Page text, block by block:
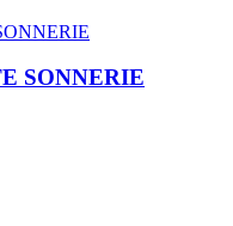
SONNERIE